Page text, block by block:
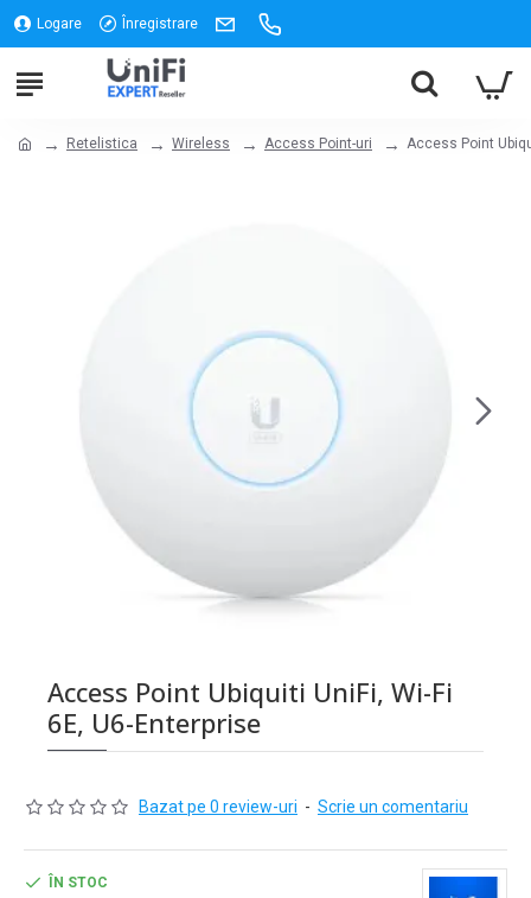
Logare Înregistrare
Retelistica Wireless Access Point-uri Access Point
Access Point Ubiquiti UniFi, Wi-Fi
6E, U6-Enterprise
Bazat pe 0 review-uri - Scrie un comentariu
ÎN STOC